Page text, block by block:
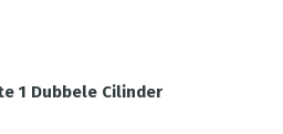
1 Dubbele Cilinder